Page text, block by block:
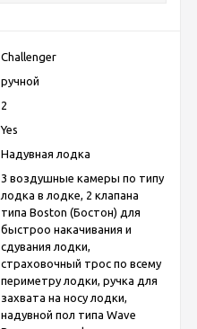
Challenger
ручной
2
Yes
Надувная лодка
3 воздушные камеры по типу
лодка в лодке, 2 клапана
типа Boston (Бостон) для
быстроо накачивания и
сдувания лодки,
страховочный трос по всему
периметру лодки, ручка для
захвата на носу лодки,
надувной пол типа Wave